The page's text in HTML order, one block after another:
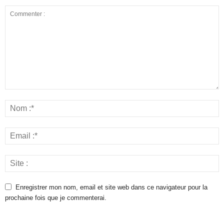
Enregistrer mon nom, email et site web dans ce navigateur pour la
prochaine fois que je commenterai.